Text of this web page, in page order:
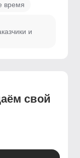
время
и
свой